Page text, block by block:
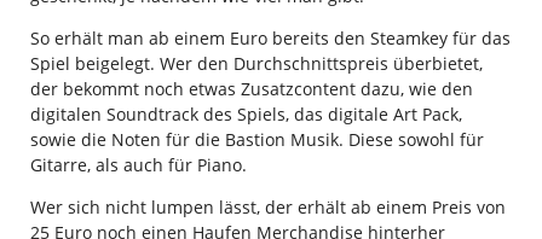
So erhält man ab einem Euro bereits den Steamkey für das
Spiel beigelegt. Wer den Durchschnittspreis überbietet,
der bekommt noch etwas Zusatzcontent dazu, wie den
digitalen Soundtrack des Spiels, das digitale Art Pack,
sowie die Noten für die Bastion Musik. Diese sowohl für
Gitarre, als auch für Piano.
Wer sich nicht lumpen lässt, der erhält ab einem Preis von
25 Euro noch einen Haufen Merchandise hinterher